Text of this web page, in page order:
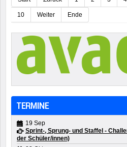
10 Weiter Ende
TERMINE
19 Sep
Sprint-, Sprung- und Staffel -
der Schüler/innen)